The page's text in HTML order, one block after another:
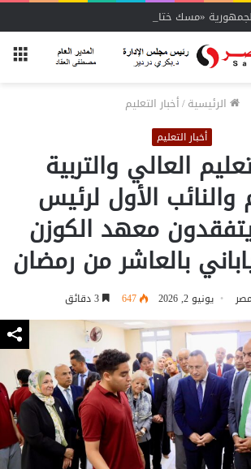
«مسك ختام» فعاليات الفوج الأول
الرئيسية/أخبار التعليم
أخبار التعليم
العالي والتربية
والنائب الأول لرئيس
معهد الكوزن
بالعاشر من رمضان
يونيو 2, 2026 647